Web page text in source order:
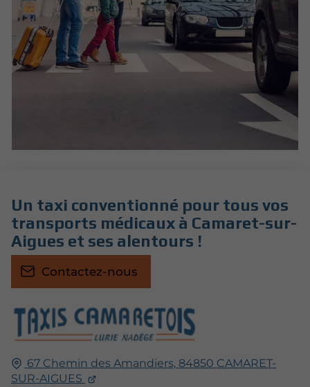
67 Chemin des Amandiers, 84850 CAMARET-
SUR-AIGUES
Un taxi conventionné pour tous vos
transports médicaux à Camaret-sur-
Aigues et ses alentours !
Contactez-nous